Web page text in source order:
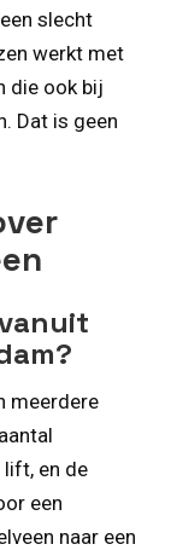
slecht
werkt met
die ook bij
Dat is geen
meerdere
lift, en de
een
naar een